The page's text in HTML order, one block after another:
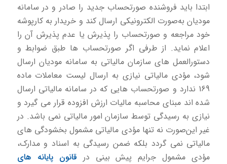
ابتدا باید فروشنده صورتحساب جدید را صادر و در سامانه
مودیان به‌صورت الكترونیكی ارسال كند و خریدار به کارپوشه
خود مراجعه و صورتحساب را پذیرش یا عدم پذیرش آن را
اعلام نماید. از طرفی اگر صورتحساب ها طبق ضوابط و
دستورالعمل های سازمان مالیاتی به سامانه مودیان ارسال
شود، مؤدی مالیاتی نیازی به ارسال لیست معاملات ماده
169 ندارد و صورتحساب هایی كه در سامانه مالیاتی ارسال
شده اند مبنای محاسبه مالیات ارزش افزوده قرار می گیرد و
نیازی به رسیدگی توسط سازمان امور مالیاتی نمی باشد. در
غیر این‌صورت نه تنها مؤدی مالیاتی مشمول بخشودگی های
مالیاتی نمی گردد بلكه ضمن رسیدگی به اسناد و مدارک،
مؤدی مشمول جرایم پیش بینی در قانون پایانه های